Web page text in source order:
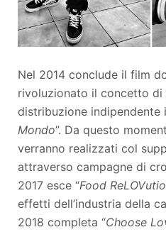
Nel 2014 conclude il film
rivoluzionato il concetto di
distribuzione indipendente
Mondo”. Da questo
verranno realizzati col
attraverso campagne di
2017 esce “Food
effetti dell’industria della
2018 completa “Choose